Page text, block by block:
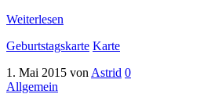
Weiterlesen
Geburtstagskarte Karte
1. Mai 2015 von Astrid 0
Allgemein